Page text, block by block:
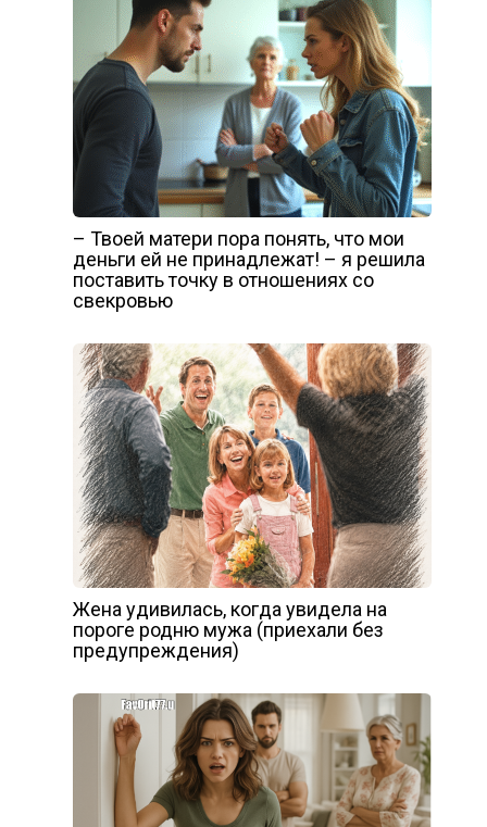
– Твоей матери пора понять, что мои
деньги ей не принадлежат! – я решила
поставить точку в отношениях со
свекровью
Жена удивилась, когда увидела на
пороге родню мужа (приехали без
предупреждения)